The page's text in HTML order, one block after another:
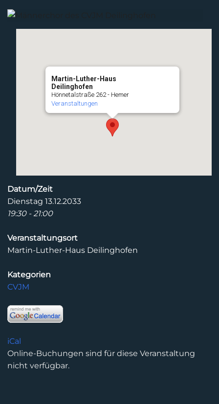
Martin-Luther-Haus
Deilinghofen
Hönnetalstraße 262 - Hemer
Veranstaltungen
Datum/Zeit
Dienstag 13.12.2033
19:30 - 21:00
Veranstaltungsort
Martin-Luther-Haus Deilinghofen
Kategorien
CVJM
iCal
Online-Buchungen sind für diese Veranstaltung
nicht verfügbar.